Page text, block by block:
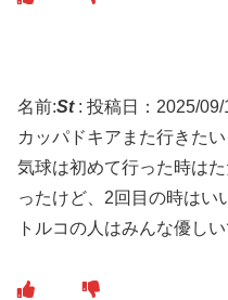
名前:St: 投稿日：2025/
カッパドキアまた行きたい
気球は初めて行った時は
ったけど、2回目の時はい
トルコの人はみんな優しい